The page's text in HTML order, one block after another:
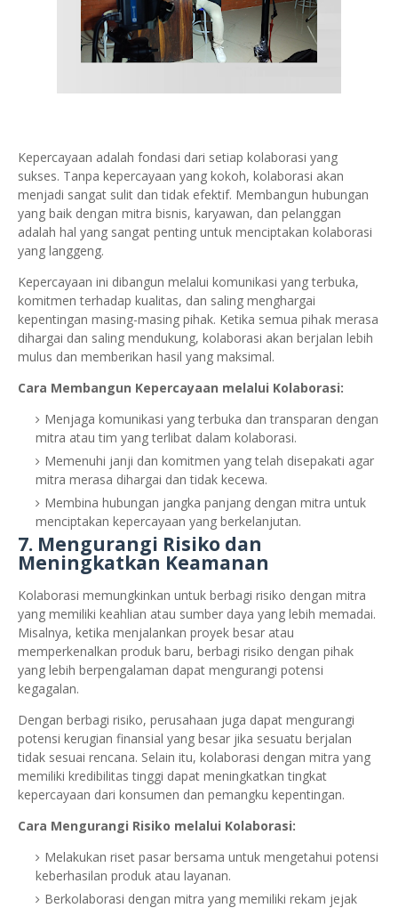
Kepercayaan adalah fondasi dari setiap kolaborasi yang
sukses. Tanpa kepercayaan yang kokoh, kolaborasi akan
menjadi sangat sulit dan tidak efektif. Membangun hubungan
yang baik dengan mitra bisnis, karyawan, dan pelanggan
adalah hal yang sangat penting untuk menciptakan kolaborasi
yang langgeng.
Kepercayaan ini dibangun melalui komunikasi yang terbuka,
komitmen terhadap kualitas, dan saling menghargai
kepentingan masing-masing pihak. Ketika semua pihak merasa
dihargai dan saling mendukung, kolaborasi akan berjalan lebih
mulus dan memberikan hasil yang maksimal.
Cara Membangun Kepercayaan melalui Kolaborasi:
Menjaga komunikasi yang terbuka dan transparan dengan
mitra atau tim yang terlibat dalam kolaborasi.
Memenuhi janji dan komitmen yang telah disepakati agar
mitra merasa dihargai dan tidak kecewa.
Membina hubungan jangka panjang dengan mitra untuk
menciptakan kepercayaan yang berkelanjutan.
7. Mengurangi Risiko dan
Meningkatkan Keamanan
Kolaborasi memungkinkan untuk berbagi risiko dengan mitra
yang memiliki keahlian atau sumber daya yang lebih memadai.
Misalnya, ketika menjalankan proyek besar atau
memperkenalkan produk baru, berbagi risiko dengan pihak
yang lebih berpengalaman dapat mengurangi potensi
kegagalan.
Dengan berbagi risiko, perusahaan juga dapat mengurangi
potensi kerugian finansial yang besar jika sesuatu berjalan
tidak sesuai rencana. Selain itu, kolaborasi dengan mitra yang
memiliki kredibilitas tinggi dapat meningkatkan tingkat
kepercayaan dari konsumen dan pemangku kepentingan.
Cara Mengurangi Risiko melalui Kolaborasi:
Melakukan riset pasar bersama untuk mengetahui potensi
keberhasilan produk atau layanan.
Berkolaborasi dengan mitra yang memiliki rekam jejak